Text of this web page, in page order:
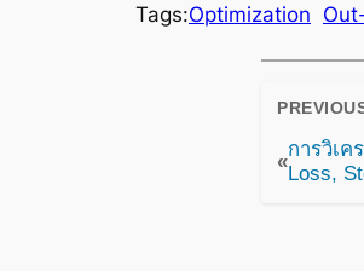
Tags:Optimization
«
การวิเค
Loss,